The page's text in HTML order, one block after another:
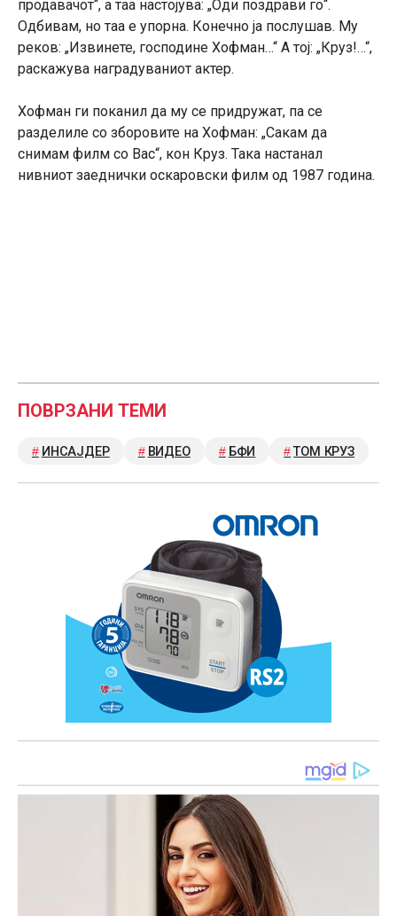
продавачот“, а таа настојува: „Оди поздрави го“.
Одбивам, но таа е упорна. Конечно ја послушав. Му
реков: „Извинете, господине Хофман…“ А тој: „Круз!…“,
раскажува наградуваниот актер.
Хофман ги поканил да му се придружат, па се
разделиле со зборовите на Хофман: „Сакам да
снимам филм со Вас“, кон Круз. Така настанал
нивниот заеднички оскаровски филм од 1987 година.
ПОВРЗАНИ ТЕМИ
ИНСАЈДЕР ВИДЕО БФИ ТОМ КРУЗ